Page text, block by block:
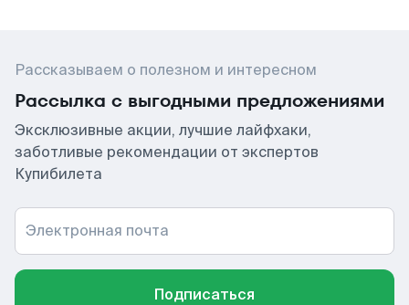
Рассказываем о полезном и интересном
Рассылка с выгодными предложениями
Эксклюзивные акции, лучшие лайфхаки,
заботливые рекомендации от экспертов
Купибилета
Электронная почта
Подписаться